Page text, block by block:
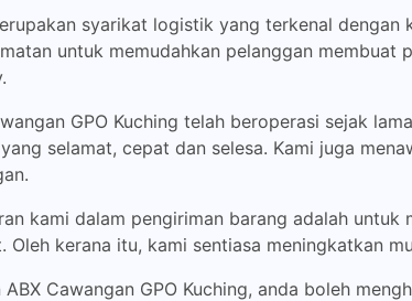
syarikat logistik yang terkenal
untuk memudahkan pelanggan membuat
GPO Kuching telah beroperasi sejak
selamat, cepat dan selesa. Kami juga
kami dalam pengiriman barang adalah
Oleh kerana itu, kami sentiasa meningkatkan
ABX Cawangan GPO Kuching, anda boleh